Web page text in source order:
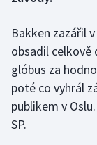
Golf
Gymnastika
Házená
Bakken zazářil
obsadil
glóbus za
poté co vyhrál
publikem v
SP.